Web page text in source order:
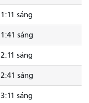
1:11 sáng
1:41 sáng
2:11 sáng
2:41 sáng
3:11 sáng